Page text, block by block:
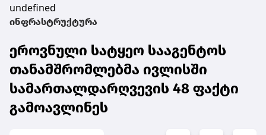
undefined
ინფრასტრუქტურა
ეროვნული სატყეო სააგენტოს
თანამშრომლებმა ივლისში
სამართალდარღვევის 48 ფაქტი
გამოავლინეს